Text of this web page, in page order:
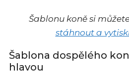
Šablonu koně si
stáhnout a
Šablona dospělého
hlavou